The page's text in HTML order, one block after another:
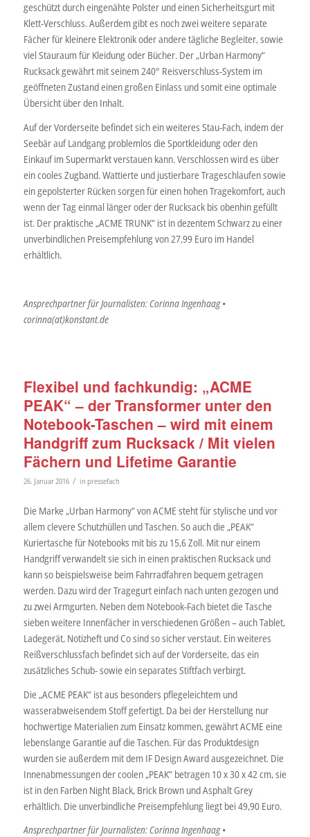
geschützt durch eingenähte Polster und einen Sicherheitsgurt mit
Klett-Verschluss. Außerdem gibt es noch zwei weitere separate
Fächer für kleinere Elektronik oder andere tägliche Begleiter, sowie
viel Stauraum für Kleidung oder Bücher. Der „Urban Harmony“
Rucksack gewährt mit seinem 240° Reisverschluss-System im
geöffneten Zustand einen großen Einlass und somit eine optimale
Übersicht über den Inhalt.
Auf der Vorderseite befindet sich ein weiteres Stau-Fach, indem der
Seebär auf Landgang problemlos die Sportkleidung oder den
Einkauf im Supermarkt verstauen kann. Verschlossen wird es über
ein cooles Zugband. Wattierte und justierbare Trageschlaufen sowie
ein gepolsterter Rücken sorgen für einen hohen Tragekomfort, auch
wenn der Tag einmal länger oder der Rucksack bis obenhin gefüllt
ist. Der praktische „ACME TRUNK“ ist in dezentem Schwarz zu einer
unverbindlichen Preisempfehlung von 27,99 Euro im Handel
erhältlich.
Ansprechpartner für Journalisten: Corinna Ingenhaag •
corinna(at)konstant.de
Flexibel und fachkundig: „ACME
PEAK“ – der Transformer unter den
Notebook-Taschen – wird mit einem
Handgriff zum Rucksack / Mit vielen
Fächern und Lifetime Garantie
26. Januar 2016 / in pressefach
Die Marke „Urban Harmony“ von ACME steht für stylische und vor
allem clevere Schutzhüllen und Taschen. So auch die „PEAK“
Kuriertasche für Notebooks mit bis zu 15,6 Zoll. Mit nur einem
Handgriff verwandelt sie sich in einen praktischen Rucksack und
kann so beispielsweise beim Fahrradfahren bequem getragen
werden. Dazu wird der Tragegurt einfach nach unten gezogen und
zu zwei Armgurten. Neben dem Notebook-Fach bietet die Tasche
sieben weitere Innenfächer in verschiedenen Größen – auch Tablet,
Ladegerät, Notizheft und Co sind so sicher verstaut. Ein weiteres
Reißverschlussfach befindet sich auf der Vorderseite, das ein
zusätzliches Schub- sowie ein separates Stiftfach verbirgt.
Die „ACME PEAK“ ist aus besonders pflegeleichtem und
wasserabweisendem Stoff gefertigt. Da bei der Herstellung nur
hochwertige Materialien zum Einsatz kommen, gewährt ACME eine
lebenslange Garantie auf die Taschen. Für das Produktdesign
wurden sie außerdem mit dem IF Design Award ausgezeichnet. Die
Innenabmessungen der coolen „PEAK“ betragen 10 x 30 x 42 cm, sie
ist in den Farben Night Black, Brick Brown und Asphalt Grey
erhältlich. Die unverbindliche Preisempfehlung liegt bei 49,90 Euro.
Ansprechpartner für Journalisten: Corinna Ingenhaag •